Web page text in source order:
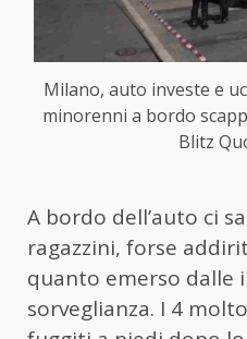
Milano, auto investe e
minorenni a bordo
Blitz
A bordo dell’auto ci
ragazzini, forse
quanto emerso dalle
sorveglianza. I 4